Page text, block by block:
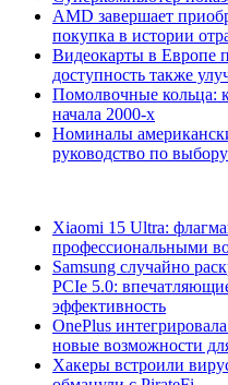
AMD завершает
покупка в истории
Видеокарты в Европе
доступность также
Помолвочные кольца:
начала 2000-х
Номиналы
руководство по
Xiaomi 15 Ultra:
профессиональными
Samsung случайно
PCIe 5.0:
эффективность
OnePlus
новые возможности
Хакеры встроили